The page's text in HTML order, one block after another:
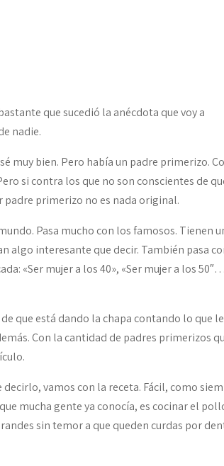
que sucedió la anécdota que voy a
nadie.
muy bien. Pero había un padre primerizo.
si contra los que no son conscientes de
padre primerizo no es nada original.
Pasa mucho con los famosos. Tienen
algo interesante que decir. También pasa
«Ser mujer a los 40», «Ser mujer a los
que está dando la chapa contando lo que
Con la cantidad de padres primerizos
vamos con la receta. Fácil, como
mucha gente ya conocía, es cocinar el
sin temor a que queden curdas por